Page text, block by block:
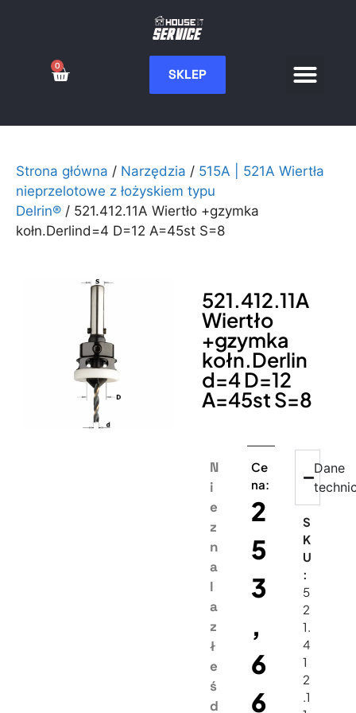
SKLEP
0
Strona główna / Narzędzia / 515A | 521A Wiertła
nieprzelotowe z łożyskiem typu
Delrin® / 521.412.11A Wiertło +gzymka
kołn.Derlind=4 D=12 A=45st S=8
521.412.11A
Wiertło
+gzymka
kołn.Derlin
d=4 D=12
A=45st S=8
N
i
e
z
n
a
l
a
z
ł
e
ś
d
Ce
na:
2
5
3
,
6
6
Dane
S
K
U
:
5
2
1.
4
1
2
.1